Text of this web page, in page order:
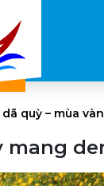
dã quỳ – mùa
mang